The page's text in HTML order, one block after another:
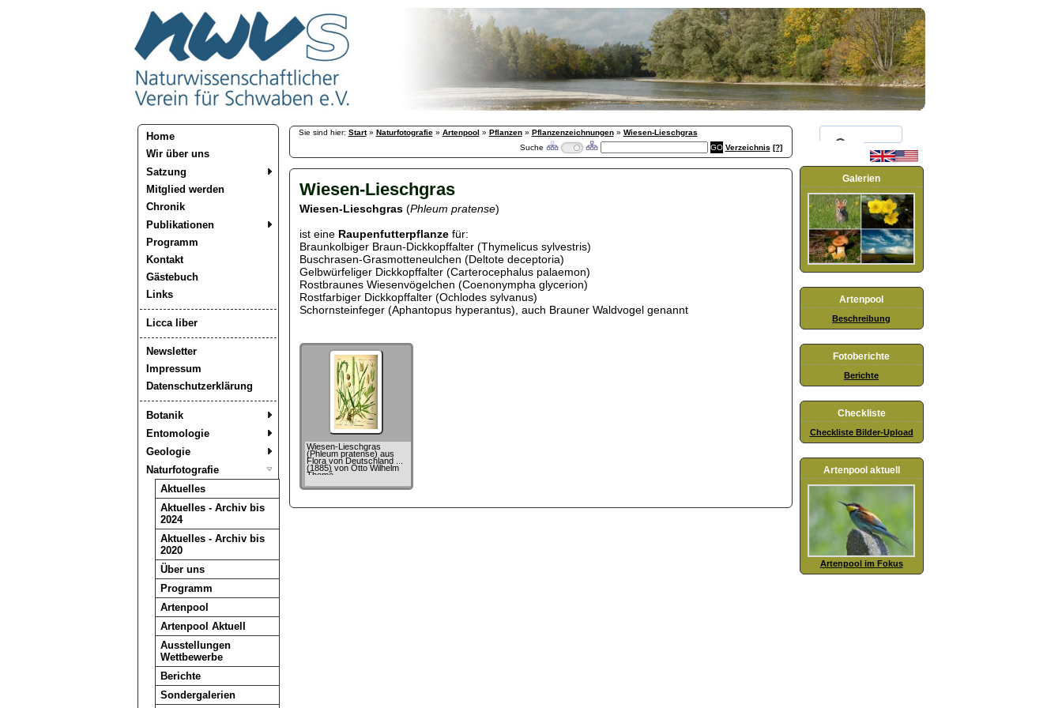
Home
Wir über uns
Satzung
Mitglied werden
Chronik
Publikationen
Programm
Kontakt
Gästebuch
Links
Licca liber
Newsletter
Impressum
Datenschutzerklärung
Botanik
Entomologie
Geologie
Naturfotografie
Aktuelles
Aktuelles - Archiv bis
2024
Aktuelles - Archiv bis
2020
Über uns
Programm
Artenpool
Artenpool Aktuell
Ausstellungen
Wettbewerbe
Berichte
Sondergalerien
Sie sind hier: Start» Naturfotografie» Artenpool » Pflanzen» Pflanzenzeichnungen» Wiesen-Lieschgras
Suche
Verzeichnis [?]
Wiesen-Lieschgras
Wiesen-Lieschgras (Phleum pratense)
ist eine Raupenfutterpflanze für:
Braunkolbiger Braun-Dickkopffalter (Thymelicus sylvestris)
Buschrasen-Grasmotteneulchen (Deltote deceptoria)
Gelbwürfeliger Dickkopffalter (Carterocephalus palaemon)
Rostbraunes Wiesenvögelchen (Coenonympha glycerion)
Rostfarbiger Dickkopffalter (Ochlodes sylvanus)
Schornsteinfeger (Aphantopus hyperantus), auch Brauner Waldvogel genannt
Wiesen-Lieschgras
(Phleum pratense) aus
Flora von Deutschland ...
(1885) von Otto Wilhelm
Thomé
Galerien
Artenpool
Beschreibung
Fotoberichte
Berichte
Checkliste
Checkliste Bilder-Upload
Artenpool aktuell
Artenpool im Fokus